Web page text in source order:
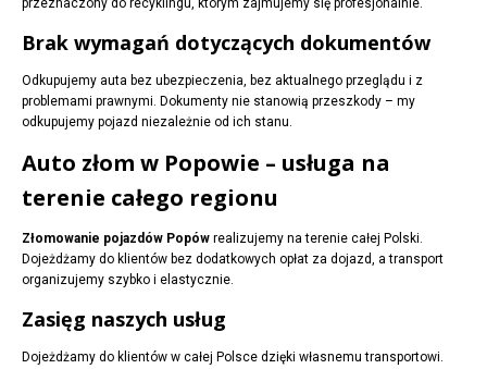
przeznaczony do recyklingu, którym zajmujemy się profesjonalnie.
Brak wymagań dotyczących dokumentów
Odkupujemy auta bez ubezpieczenia, bez aktualnego przeglądu i z
problemami prawnymi. Dokumenty nie stanowią przeszkody – my
odkupujemy pojazd niezależnie od ich stanu.
Auto złom w Popowie – usługa na
terenie całego regionu
Złomowanie pojazdów Popów realizujemy na terenie całej Polski.
Dojeżdżamy do klientów bez dodatkowych opłat za dojazd, a transport
organizujemy szybko i elastycznie.
Zasięg naszych usług
Dojeżdżamy do klientów w całej Polsce dzięki własnemu transportowi.